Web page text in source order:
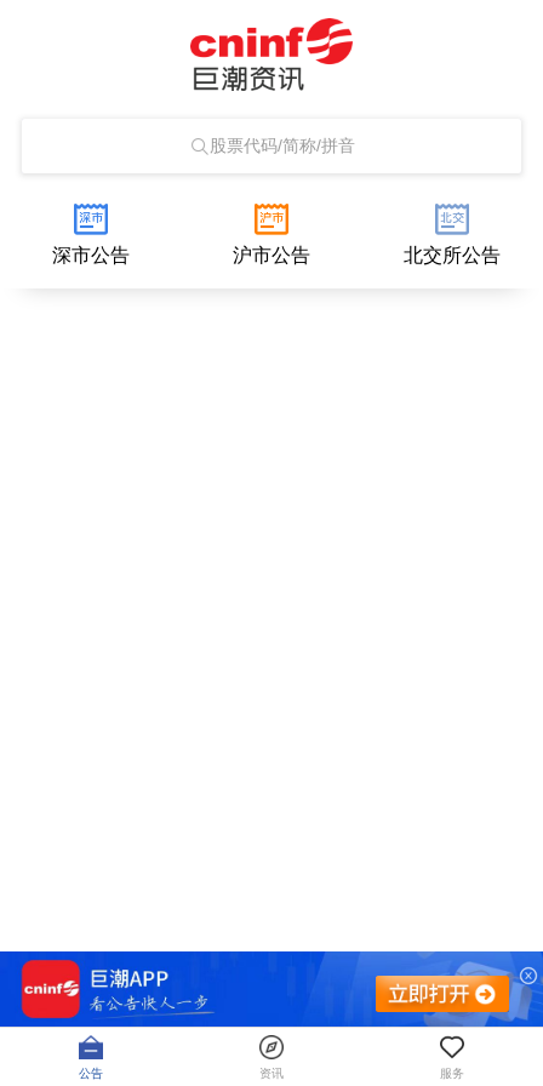
股票代码/简称/拼音
深市公告 沪市公告 北交所公告
公告 资讯 服务